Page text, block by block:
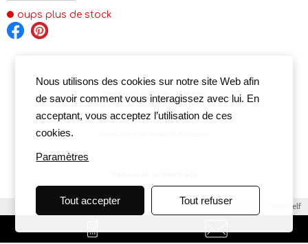
oups plus de stock
Conditions Générales de Ventes
Propulsé par WebSelf
Nous utilisons des cookies sur notre site Web afin
de savoir comment vous interagissez avec lui. En
acceptant, vous acceptez l’utilisation de ces
cookies.
Paramètres
Tout accepter Tout refuser